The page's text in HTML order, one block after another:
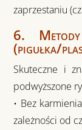
zaprzestaniu
6. Metody
(pigułka/
Skuteczne i
podwyższone
• Bez
zależności od